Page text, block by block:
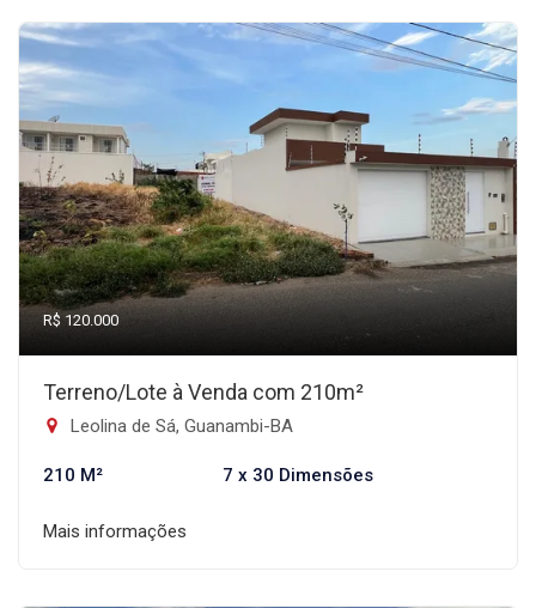
R$ 120.000
Terreno/Lote à Venda com 210m²
Leolina de Sá, Guanambi-BA
210 M² 7 x 30 Dimensões
Mais informações